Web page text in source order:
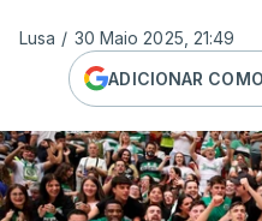
Lusa / 30 Maio 2025, 21:49
ADICIONAR